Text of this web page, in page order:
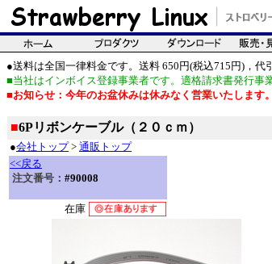
●送料は全国一律料金です。送料 650円(税込715円)，代
■当社はインボイス登録事業者です。適格請求書発行事
■お知らせ：今年のお盆休みは休みなく営業いたします。
■6Pリボンケーブル（２０ｃｍ）
●会社トップ> 通販トップ
<<戻る
注文番号： #90008
在庫